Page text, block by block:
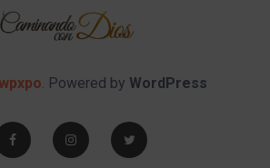
wpxpo. Powered by WordPress